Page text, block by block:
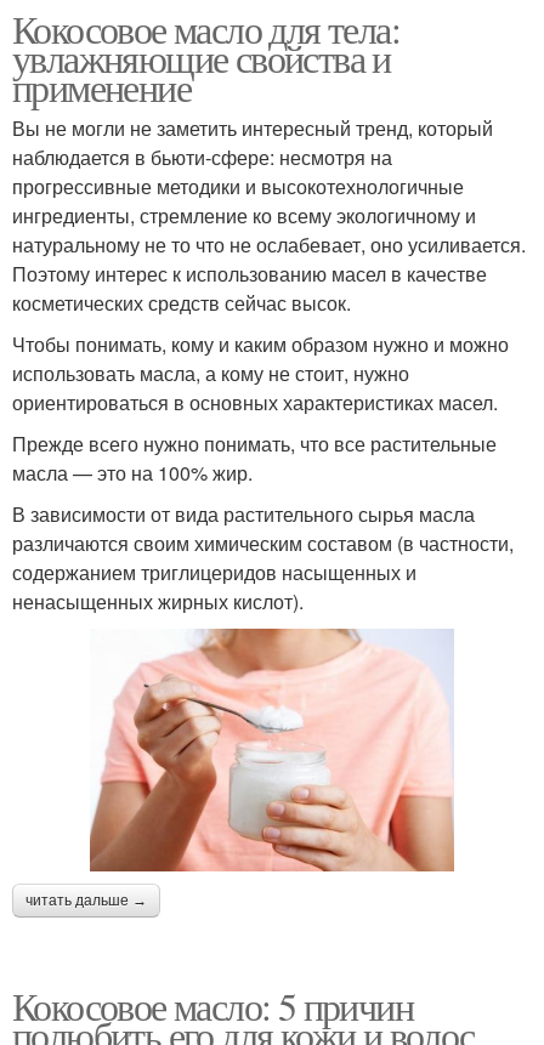
Кокосовое масло для тела:
увлажняющие свойства и
применение
Вы не могли не заметить интересный тренд, который
наблюдается в бьюти-сфере: несмотря на
прогрессивные методики и высокотехнологичные
ингредиенты, стремление ко всему экологичному и
натуральному не то что не ослабевает, оно усиливается.
Поэтому интерес к использованию масел в качестве
косметических средств сейчас высок.
Чтобы понимать, кому и каким образом нужно и можно
использовать масла, а кому не стоит, нужно
ориентироваться в основных характеристиках масел.
Прежде всего нужно понимать, что все растительные
масла — это на 100% жир.
В зависимости от вида растительного сырья масла
различаются своим химическим составом (в частности,
содержанием триглицеридов насыщенных и
ненасыщенных жирных кислот).
читать дальше →
Кокосовое масло: 5 причин